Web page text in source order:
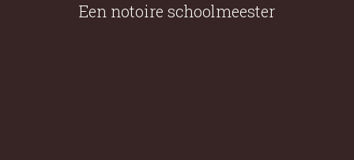
Een notoire schoolmeester